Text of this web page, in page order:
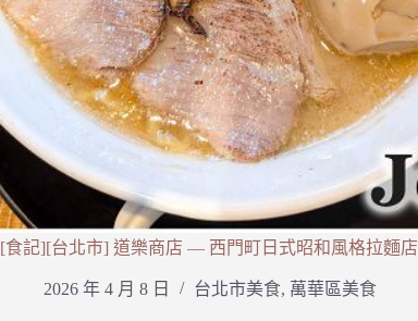
[食記][台北市] 道樂商店 — 西門町日式昭和風格拉麵店
2026 年 4 月 8 日 台北市美食, 萬華區美食